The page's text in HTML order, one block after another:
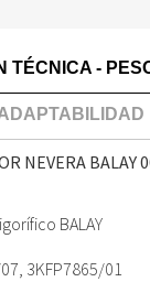
TÉCNICA -
NEVERA BALAY
BALAY
3KFP7865/01